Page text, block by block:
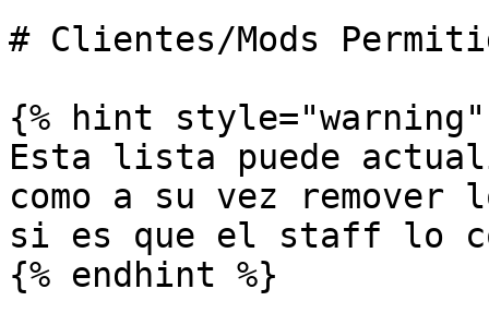
# Clientes/Mods
{% hint style="warning"
Esta lista puede
como a su vez remover
si es que el staff lo
{% endhint %}